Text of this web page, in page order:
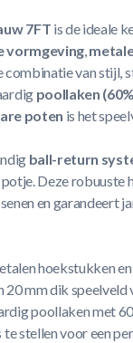
7FT is de ideale
vormgeving,
van stijl,
poollaken
poten is het
ball-return
Deze
en garandeert
hoekstukken
mm dik
poollaken met
stellen voor een